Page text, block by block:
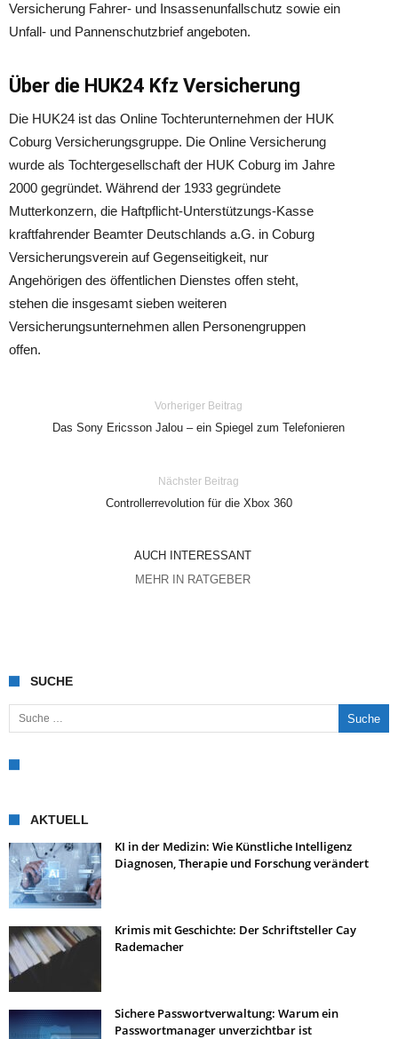
Versicherung Fahrer- und Insassenunfallschutz sowie ein
Unfall- und Pannenschutzbrief angeboten.
Über die HUK24 Kfz Versicherung
Die HUK24 ist das Online Tochterunternehmen der HUK
Coburg Versicherungsgruppe. Die Online Versicherung
wurde als Tochtergesellschaft der HUK Coburg im Jahre
2000 gegründet. Während der 1933 gegründete
Mutterkonzern, die Haftpflicht-Unterstützungs-Kasse
kraftfahrender Beamter Deutschlands a.G. in Coburg
Versicherungsverein auf Gegenseitigkeit, nur
Angehörigen des öffentlichen Dienstes offen steht,
stehen die insgesamt sieben weiteren
Versicherungsunternehmen allen Personengruppen
offen.
Vorheriger Beitrag
Das Sony Ericsson Jalou – ein Spiegel zum Telefonieren
Nächster Beitrag
Controllerrevolution für die Xbox 360
AUCH INTERESSANT
MEHR IN RATGEBER
SUCHE
Suche nach:
AKTUELL
KI in der Medizin: Wie Künstliche Intelligenz
Diagnosen, Therapie und Forschung verändert
Krimis mit Geschichte: Der Schriftsteller Cay
Rademacher
Sichere Passwortverwaltung: Warum ein
Passwortmanager unverzichtbar ist